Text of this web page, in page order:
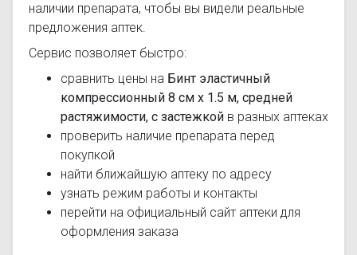
наличии препарата, чтобы вы видели реальные
предложения аптек.
Сервис позволяет быстро:
сравнить цены на Бинт эластичный
компрессионный 8 см х 1.5 м, средней
растяжимости, с застежкой в разных аптеках
проверить наличие препарата перед
покупкой
найти ближайшую аптеку по адресу
узнать режим работы и контакты
перейти на официальный сайт аптеки для
оформления заказа